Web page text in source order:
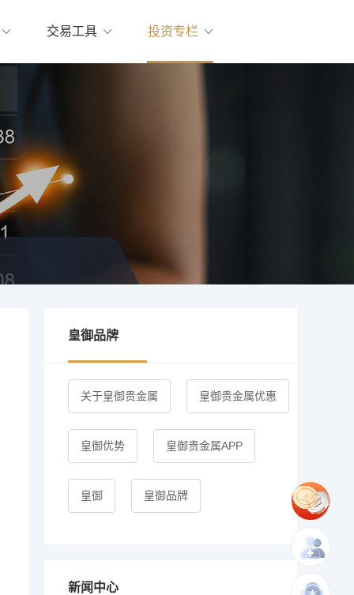
交易工具 投资专栏
皇御品牌
关于皇御贵金属 皇御贵金属优惠
皇御优势 皇御贵金属APP
皇御 皇御品牌
新闻中心